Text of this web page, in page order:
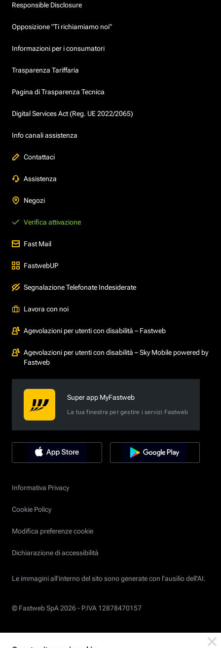
Responsible Disclosure
Opposizione "Ti richiamiamo noi"
Informazioni per i consumatori
Trasparenza Tariffaria
Pagina di Trasparenza Tecnica
Digital Services Act (Reg. UE 2022/2065)
Info canali assistenza
Contattaci
Assistenza
Negozi
Verifica attivazione
Fast Mail
FastwebUP
Segnalazione Telefonate Indesiderate
Lavora con noi
Agevolazioni per utenti con disabilità – Fastweb
Agevolazioni per utenti con disabilità – Sky Mobile powered by
Fastweb
Super app MyFastweb
La tua finestra per gestire i servizi Fastweb
Informativa Privacy
Cookie Policy
Modifica preferenze cookie
Dichiarazione di accessibilità
Le immagini all’interno del sito sono generate con l'ausilio dell'AI.
© Fastweb SpA 2026 - P.IVA 12878470157